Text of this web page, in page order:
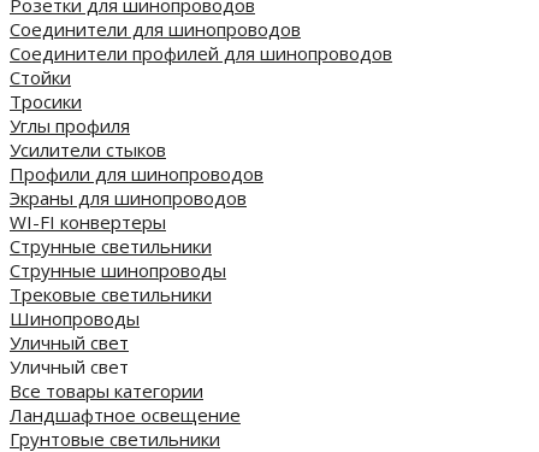
Розетки для шинопроводов
Соединители для шинопроводов
Соединители профилей для шинопроводов
Стойки
Тросики
Углы профиля
Усилители стыков
Профили для шинопроводов
Экраны для шинопроводов
WI-FI конвертеры
Струнные светильники
Струнные шинопроводы
Трековые светильники
Шинопроводы
Уличный свет
Уличный свет
Все товары категории
Ландшафтное освещение
Грунтовые светильники